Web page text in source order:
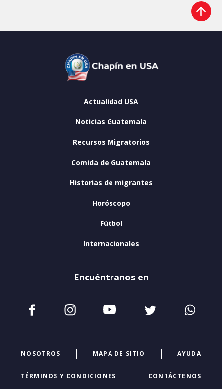
Actualidad USA
Noticias Guatemala
Recursos Migratorios
Comida de Guatemala
Historias de migrantes
Horóscopo
Fútbol
Internacionales
Encuéntranos en
NOSOTROS MAPA DE SITIO AYUDA
TÉRMINOS Y CONDICIONES CONTÁCTENOS